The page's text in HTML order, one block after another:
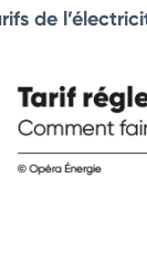
de